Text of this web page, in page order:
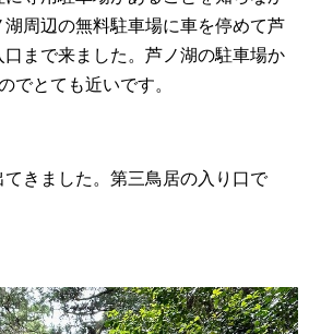
周辺の無料駐車場に車を停めて芦
口まで来ました。芦ノ湖の駐車場か
でとても近いです。
きました。第三鳥居の入り口で